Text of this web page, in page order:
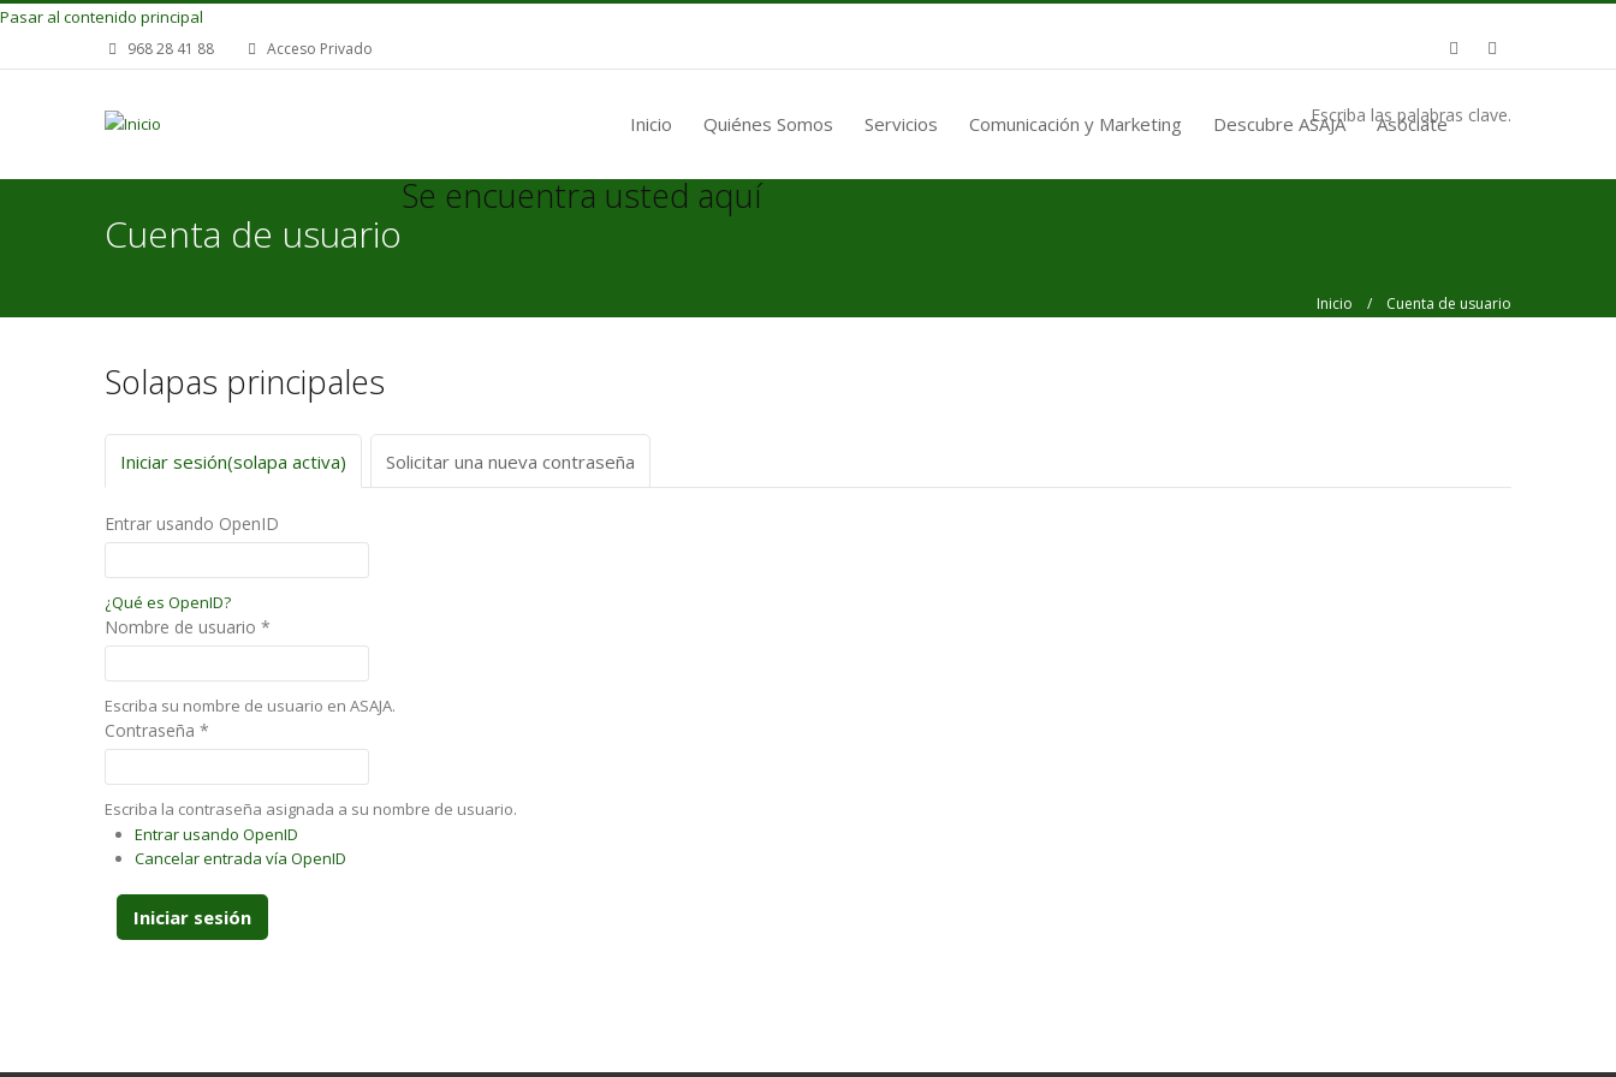
Pasar al contenido principal
968 28 41 88 Acceso Privado
Inicio Quiénes Somos Servicios Comunicación y Marketing Descubre ASAJA Asóciate
Escriba las palabras clave.
Cuenta de usuario
Se encuentra usted aquí
Inicio / Cuenta de usuario
Solapas principales
Iniciar sesión(solapa activa) Solicitar una nueva contraseña
Entrar usando OpenID
¿Qué es OpenID?
Nombre de usuario *
Escriba su nombre de usuario en ASAJA.
Contraseña *
Escriba la contraseña asignada a su nombre de usuario.
Entrar usando OpenID
Cancelar entrada vía OpenID